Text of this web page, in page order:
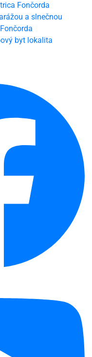
Fončorda
a slnečnou
byt lokalita